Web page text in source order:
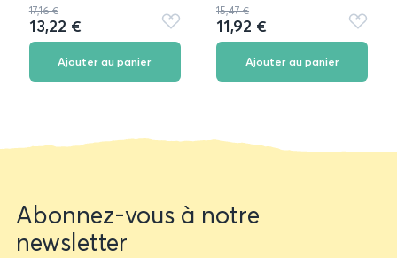
17,16 €
13,22 €
Ajouter
aux
Ajouter au panier
15,47 €
11,92 €
Ajouter
aux
Ajouter au panier
Newsletter
form
Abonnez-vous à notre
newsletter